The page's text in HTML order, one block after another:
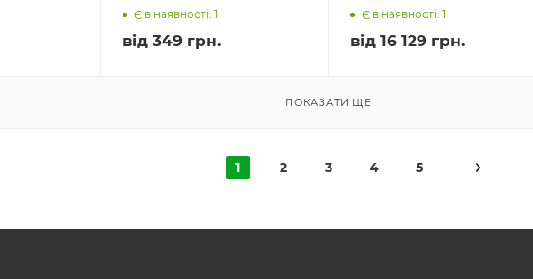
Є в наявності: 1
від 349 грн.
Є в наявності: 1
від 16 129 грн.
ПОКАЗАТИ ЩЕ
1 2 3 4 5